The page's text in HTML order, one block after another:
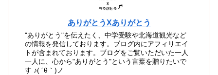
ありがとうXありがとう
"ありがとう"を伝えたく、中学受験や北海道観光など
の情報を発信しております。ブログ内にアフィリエイ
トが含まれております。ブログをご覧いただいた一人
一人に、心から"ありがとう"という言葉を贈りたいで
す ♪( ´θ｀)ノ